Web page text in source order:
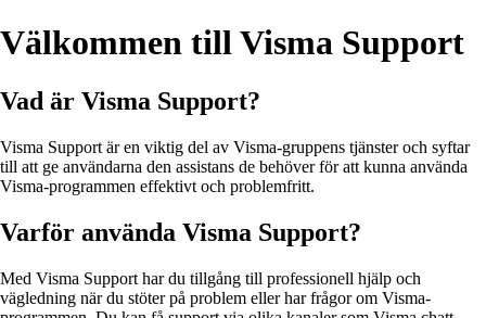
Välkommen till Visma Support
Vad är Visma Support?
Visma Support är en viktig del av Visma-gruppens tjänster och syftar
till att ge användarna den assistans de behöver för att kunna använda
Visma-programmen effektivt och problemfritt.
Varför använda Visma Support?
Med Visma Support har du tillgång till professionell hjälp och
vägledning när du stöter på problem eller har frågor om Visma-